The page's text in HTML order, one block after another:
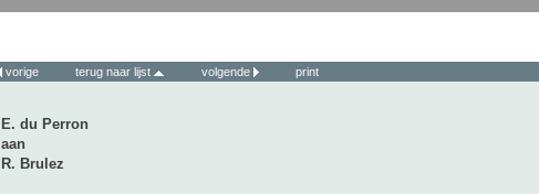
vorige terug naar lijst volgende print
E. du Perron
aan
R. Brulez